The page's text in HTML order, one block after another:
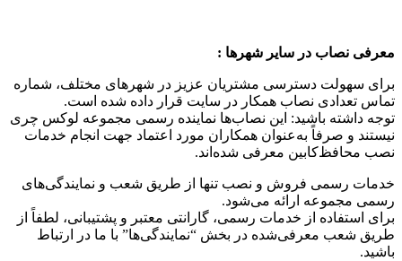
معرفی نصاب در سایر شهرها :
برای سهولت دسترسی مشتریان عزیز در شهرهای مختلف، شماره
تماس تعدادی نصاب همکار در سایت قرار داده شده است.
توجه داشته باشید: این نصاب‌ها نماینده رسمی مجموعه لوکس چری
نیستند و صرفاً به‌عنوان همکاران مورد اعتماد جهت انجام خدمات
نصب محافظ‌کابین معرفی شده‌اند.
خدمات رسمی فروش و نصب تنها از طریق شعب و نمایندگی‌های
رسمی مجموعه ارائه می‌شود.
برای استفاده از خدمات رسمی، گارانتی معتبر و پشتیبانی، لطفاً از
طریق شعب معرفی‌شده در بخش “نمایندگی‌ها” با ما در ارتباط
باشید.